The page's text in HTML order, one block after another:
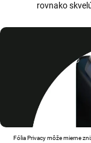
rovnako
Fólia Privacy môže mierne